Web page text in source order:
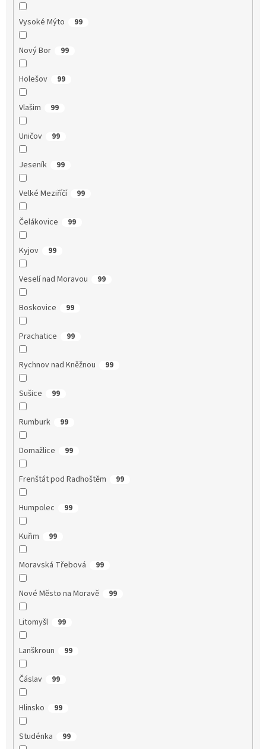
Vysoké Mýto 99
Nový Bor 99
Holešov 99
Vlašim 99
Uničov 99
Jeseník 99
Velké Meziříčí 99
Čelákovice 99
Kyjov 99
Veselí nad Moravou 99
Boskovice 99
Prachatice 99
Rychnov nad Kněžnou 99
Sušice 99
Rumburk 99
Domažlice 99
Frenštát pod Radhoštěm 99
Humpolec 99
Kuřim 99
Moravská Třebová 99
Nové Město na Moravě 99
Litomyšl 99
Lanškroun 99
Čáslav 99
Hlinsko 99
Studénka 99